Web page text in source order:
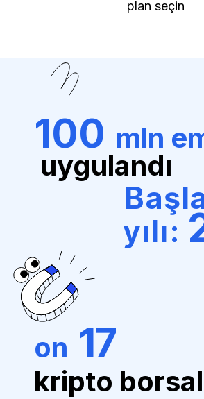
plan seçin
100 mln
uygulandı
yılı:
on 17
kripto